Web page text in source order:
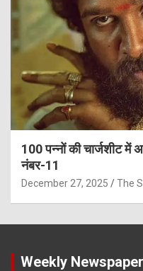
100 पन्नों की चार्जशीट में
नंबर-11
December 27, 2025 The
Weekly Newspaper